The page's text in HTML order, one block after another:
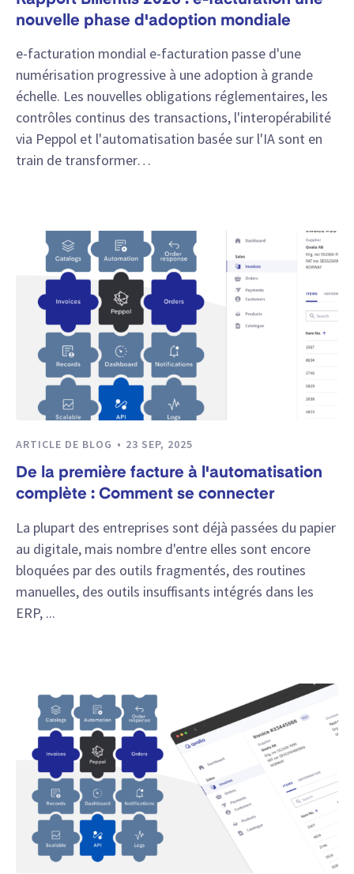
nouvelle phase d'adoption mondiale
e-facturation mondial e-facturation passe d'une
numérisation progressive à une adoption à grande
échelle. Les nouvelles obligations réglementaires, les
contrôles continus des transactions, l'interopérabilité
via Peppol et l'automatisation basée sur l'IA sont en
train de transformer…
ARTICLE DE BLOG 23 SEP, 2025
De la première facture à l'automatisation
complète : Comment se connecter
La plupart des entreprises sont déjà passées du papier
au digitale, mais nombre d'entre elles sont encore
bloquées par des outils fragmentés, des routines
manuelles, des outils insuffisants intégrés dans les
ERP, ...